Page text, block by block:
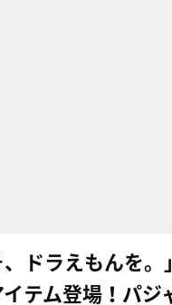
、ドラえもんを。
テム登場！パジ